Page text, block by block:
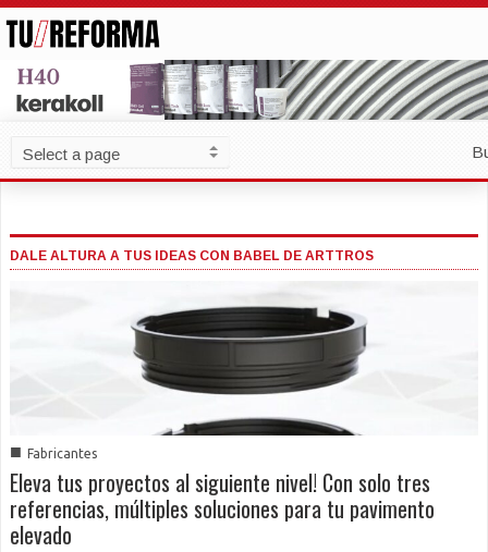
DALE ALTURA A TUS IDEAS CON BABEL DE ARTTROS
■ Fabricantes
Eleva tus proyectos al siguiente nivel! Con solo tres
referencias, múltiples soluciones para tu pavimento
elevado